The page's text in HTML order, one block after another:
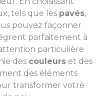
tels que les pavés,
pouvez façonner
parfaitement à
particulière
des couleurs et des
des éléments
transformer votre